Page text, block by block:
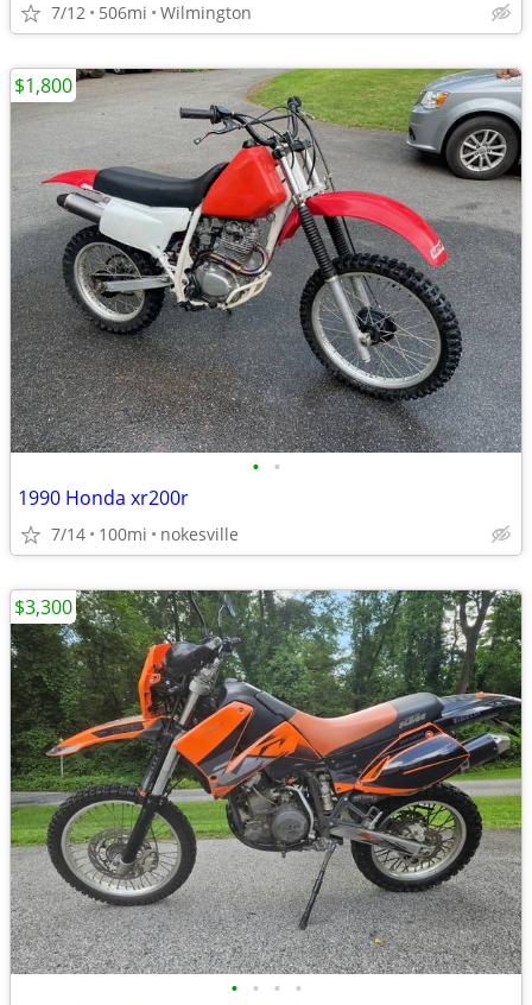
7/12 506mi Wilmington
• •
1990 Honda xr200r
7/14 100mi nokesville
$1,800
• • • •
$3,300